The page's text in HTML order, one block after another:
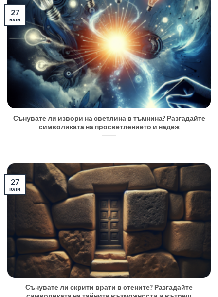
Сънувате ли извори на светлина в тъмнина? Разгадайте
символиката на просветлението и надеж
27
юли
Сънувате ли скрити врати в стените? Разгадайте
27
юли